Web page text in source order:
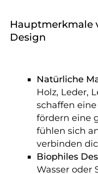
Hauptmerkmale
Design
Natürliche
Holz, Leder,
schaffen
fördern eine
fühlen sich
verbinden
Biophiles
Wasser oder